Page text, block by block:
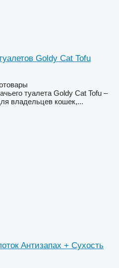
Goldy Cat Tofu
туалета Goldy Cat Tofu –
владельцев кошек,...
Антизапах + Сухость